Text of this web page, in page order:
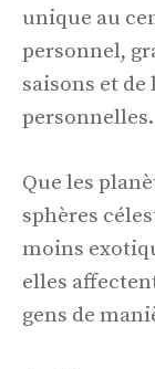
unique au
personnel,
saisons et
personnelles.
Que les
sphères
moins
elles
gens de